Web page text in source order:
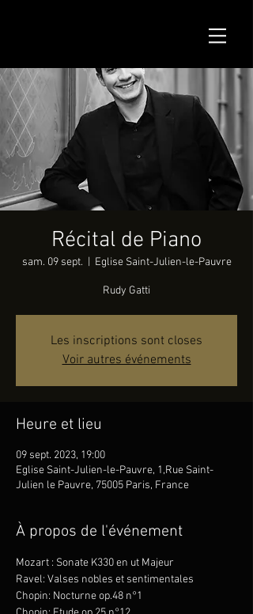
Récital de Piano
sam. 09 sept. Eglise Saint-Julien-le-Pauvre
Rudy Gatti
Les inscriptions sont closes
Voir autres événements
Heure et lieu
09 sept. 2023, 19:00
Eglise Saint-Julien-le-Pauvre, 1,Rue Saint-
Julien le Pauvre, 75005 Paris, France
À propos de l'événement
Mozart : Sonate K330 en ut Majeur
Ravel: Valses nobles et sentimentales
Chopin: Nocturne op.48 n°1